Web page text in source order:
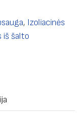
, Izoliacinės
iš šalto